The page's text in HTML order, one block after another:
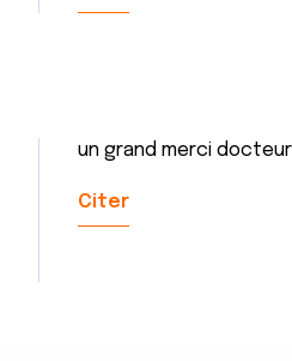
un grand merci
Citer